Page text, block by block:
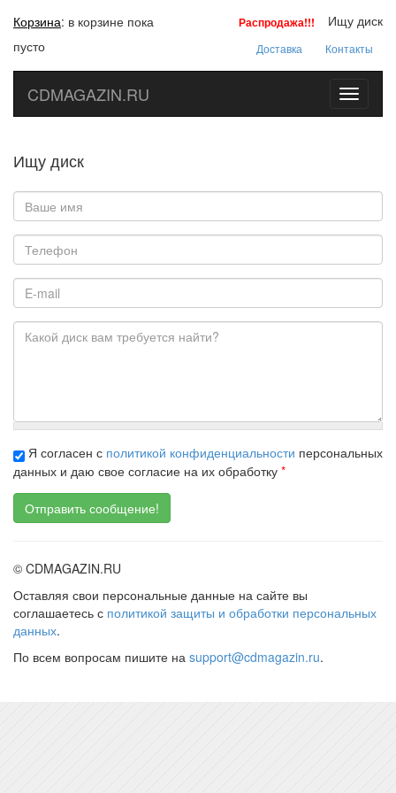
Корзина: в корзине пока
пусто
Распродажа!!! Ищу диск
Доставка Контакты
Toggle
CDMAGAZIN.RU
Ищу диск
Ваше имя:
Телефон:
E-mail:*
Какой диск вам требуется найти?
Я согласен с политикой конфиденциальности персональных
данных и даю свое согласие на их обработку *
© CDMAGAZIN.RU
Оставляя свои персональные данные на сайте вы
соглашаетесь с политикой защиты и обработки персональных
данных.
По всем вопросам пишите на support@cdmagazin.ru.